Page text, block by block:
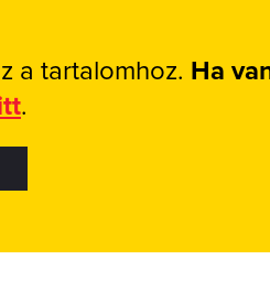
a tartalomhoz. Ha
.